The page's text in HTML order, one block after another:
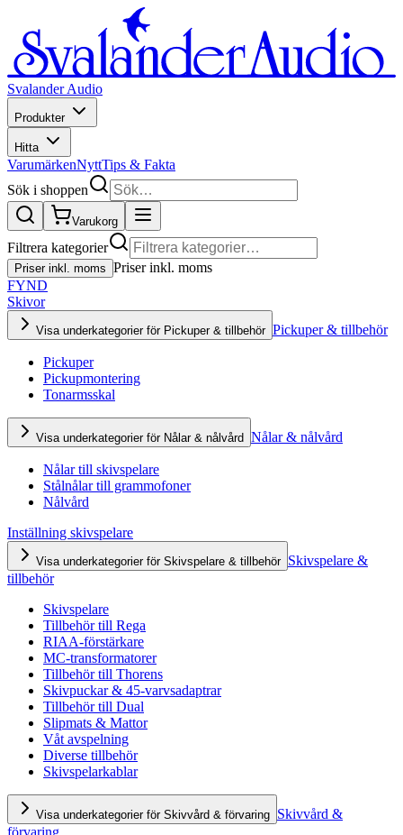
Svalander Audio
Produkter
Hitta
VarumärkenNyttTips & Fakta
Sök i shoppen
Varukorg
Filtrera kategorier
Priser inkl. moms Priser inkl. moms
FYND
Skivor
Visa underkategorier för Pickuper & tillbehör Pickuper & tillbehör
Pickuper
Pickupmontering
Tonarmsskal
Visa underkategorier för Nålar & nålvård Nålar & nålvård
Nålar till skivspelare
Stålnålar till grammofoner
Nålvård
Inställning skivspelare
Visa underkategorier för Skivspelare & tillbehör Skivspelare &
tillbehör
Skivspelare
Tillbehör till Rega
RIAA-förstärkare
MC-transformatorer
Tillbehör till Thorens
Skivpuckar & 45-varvsadaptrar
Tillbehör till Dual
Slipmats & Mattor
Våt avspelning
Diverse tillbehör
Skivspelarkablar
Visa underkategorier för Skivvård & förvaring Skivvård &
förvaring